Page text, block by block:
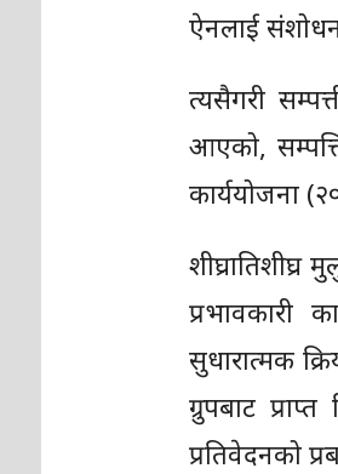
ऐनलाई
त्यसैगरी
आएको,
कार्ययोजना
प्रभावकारी
सुधारात्मक
ग्रुपबाट
प्रतिवेदनको